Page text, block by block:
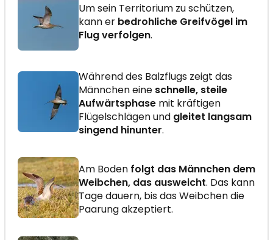
Um sein Territorium zu schützen,
kann er bedrohliche Greifvögel im
Flug verfolgen.
Während des Balzflugs zeigt das
Männchen eine schnelle, steile
Aufwärtsphase mit kräftigen
Flügelschlägen und gleitet langsam
singend hinunter.
Am Boden folgt das Männchen dem
Weibchen, das ausweicht. Das kann
Tage dauern, bis das Weibchen die
Paarung akzeptiert.